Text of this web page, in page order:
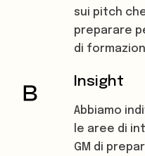
sui pitch
preparare
di
Insight
Abbiamo
le aree di
GM di